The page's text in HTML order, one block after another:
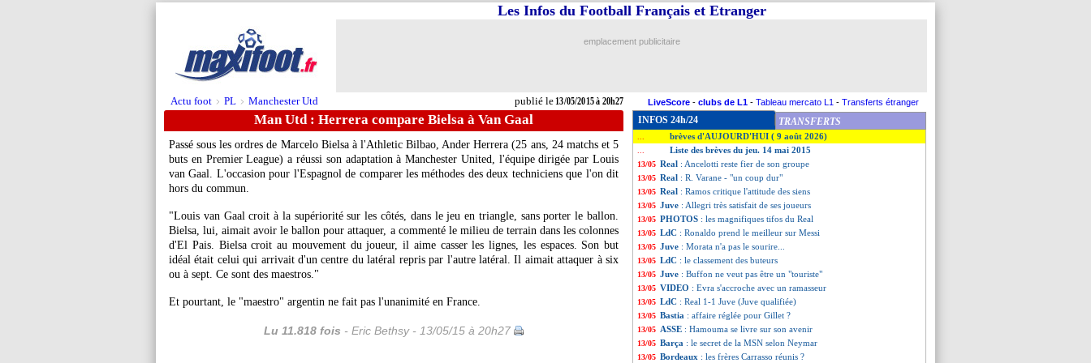
Actu foot > PL > Manchester Utd publié le13/05/2015 à 20h27
Les Infos du Football Français et Etranger
emplacement publicitaire
LiveScore - clubs de L1 - Tableau mercato L1 - Transferts étranger
Man Utd : Herrera compare Bielsa à Van Gaal
Passé sous les ordres de Marcelo Bielsa à l'Athletic Bilbao, Ander Herrera (25 ans, 24 matchs et 5
buts en Premier League) a réussi son adaptation à Manchester United, l'équipe dirigée par Louis
van Gaal. L'occasion pour l'Espagnol de comparer les méthodes des deux techniciens que l'on dit
hors du commun.
"Louis van Gaal croit à la supériorité sur les côtés, dans le jeu en triangle, sans porter le ballon.
Bielsa, lui, aimait avoir le ballon pour attaquer, a commenté le milieu de terrain dans les colonnes
d'El Pais. Bielsa croit au mouvement du joueur, il aime casser les lignes, les espaces. Son but
idéal était celui qui arrivait d'un centre du latéral repris par l'autre latéral. Il aimait attaquer à six
ou à sept. Ce sont des maestros."
Et pourtant, le "maestro" argentin ne fait pas l'unanimité en France.
Lu 11.818 fois - Eric Bethsy - 13/05/15 à 20h27
INFOS 24h/24 TRANSFERTS
brèves d'AUJOURD'HUI ( 9 août 2026)
Liste des brèves du jeu. 14 mai 2015
13/05 Real : Ancelotti reste fier de son groupe
13/05 Real : R. Varane - "un coup dur"
13/05 Real : Ramos critique l'attitude des siens
13/05 Juve : Allegri très satisfait de ses joueurs
13/05 PHOTOS : les magnifiques tifos du Real
13/05 LdC : Ronaldo prend le meilleur sur Messi
13/05 Juve : Morata n'a pas le sourire...
13/05 LdC : le classement des buteurs
13/05 Juve : Buffon ne veut pas être un "touriste"
13/05 VIDEO : Evra s'accroche avec un ramasseur
13/05 LdC : Real 1-1 Juve (Juve qualifiée)
13/05 Bastia : affaire réglée pour Gillet ?
13/05 ASSE : Hamouma se livre sur son avenir
13/05 Barça : le secret de la MSN selon Neymar
13/05 Bordeaux : les frères Carrasso réunis ?